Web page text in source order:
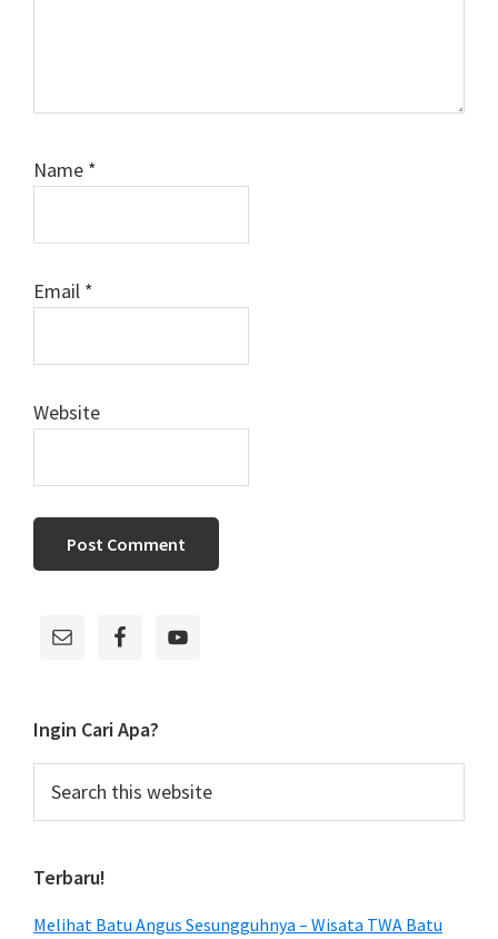
Name *
Email *
Website
Primary
Ingin Cari Apa?
this
Terbaru!
Melihat Batu Angus Sesungguhnya – Wisata TWA Batu